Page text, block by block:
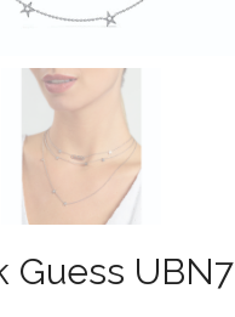
Guess